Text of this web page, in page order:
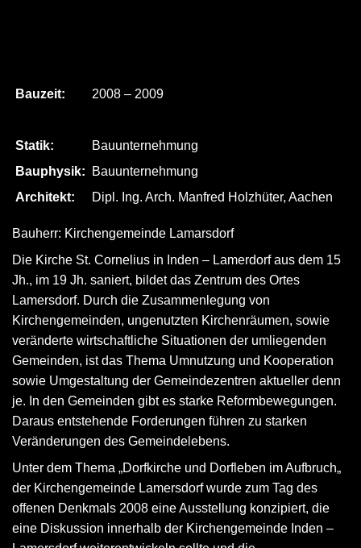
Bauzeit: 2008 – 2009
Statik:
Bauunternehmung
Bauphysik:
Bauunternehmung
Architekt:
Dipl. Ing. Arch. Manfred Holzhüter, Aachen
Bauherr: Kirchengemeinde Lamarsdorf
Die Kirche St. Cornelius in Inden – Lamerdorf aus dem 15
Jh., im 19 Jh. saniert, bildet das Zentrum des Ortes
Lamersdorf. Durch die Zusammenlegung von
Kirchengemeinden, ungenutzten Kirchenräumen, sowie
veränderte wirtschaftliche Situationen der umliegenden
Gemeinden, ist das Thema Umnutzung und Kooperation
sowie Umgestaltung der Gemeindezentren aktueller denn
je. In den Gemeinden gibt es starke Reformbewegungen.
Daraus entstehende Forderungen führen zu starken
Veränderungen des Gemeindelebens.
Unter dem Thema „Dorfkirche und Dorfleben im Aufbruch„
der Kirchengemeinde Lamersdorf wurde zum Tag des
offenen Denkmals 2008 eine Ausstellung konzipiert, die
eine Diskussion innerhalb der Kirchengemeinde Inden –